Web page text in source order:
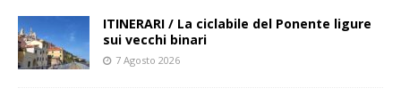
ITINERARI / La ciclabile del Ponente ligure
sui vecchi binari
7 Agosto 2026